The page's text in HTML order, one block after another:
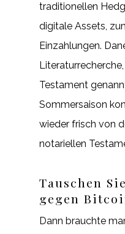
traditionellen
digitale Assets,
Einzahlungen.
Testament
Sommersaison
wieder frisch von
notariellen
Tauschen
gegen
Dann brauchte